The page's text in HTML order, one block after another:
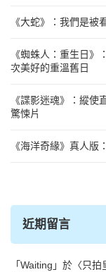
《大蛇》：我們是被
《蜘蛛人：重生日
次美好的重溫舊日
《諜影迷魂》：縱使
驚悚片
《海洋奇緣》真人
近期留言
「Waiting 」於〈只拍